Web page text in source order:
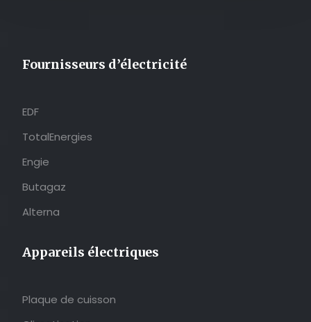
Fournisseurs d’électricité
EDF
TotalEnergies
Engie
Butagaz
Alterna
Appareils électriques
Plaque de cuisson